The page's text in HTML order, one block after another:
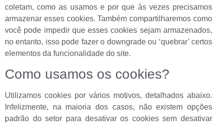
coletam, como as usamos e por que às vezes precisamos
armazenar esses cookies. Também compartilharemos como
você pode impedir que esses cookies sejam armazenados,
no entanto, isso pode fazer o downgrade ou ‘quebrar’ certos
elementos da funcionalidade do site.
Como usamos os cookies?
Utilizamos cookies por vários motivos, detalhados abaixo.
Infelizmente, na maioria dos casos, não existem opções
padrão do setor para desativar os cookies sem desativar